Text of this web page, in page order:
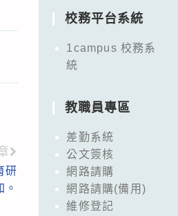
研
校務平台系統
1campus 校務系
統
教職員專區
差勤系統
公文簽核
網路請購
網路請購(備用)
維修登記